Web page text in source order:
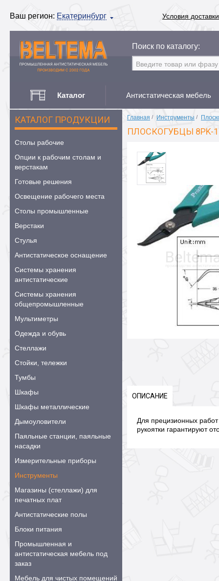
Ваш регион: Екатеринбург Условия доставки
Поиск по каталогу:
Каталог Антистатическая мебель
КАТАЛОГ ПРОДУКЦИИ
Столы рабочие
Опции к рабочим столам и
верстакам
Готовые решения
Освещение рабочего места
Столы промышленные
Верстаки
Стулья
Антистатическое оснащение
Системы хранения
антистатические
Системы хранения
общепромышленные
Мультиметры
Одежда и обувь
Стеллажи
Стойки, тележки
Тумбы
Шкафы
Шкафы металлические
Дымоуловители
Паяльные станции, паяльные
насадки
Измерительные приборы
Инструменты
Магазины (стеллажи) для
печатных плат
Антистатические полы
Блоки питания
Промышленная и
антистатическая мебель под
заказ
Мебель для чистых помещений
Главная / Инструменты /
ПЛОСКОГУБЦЫ 8PK-
ОПИСАНИЕ
Для прецизионных
рукоятки гарантируют